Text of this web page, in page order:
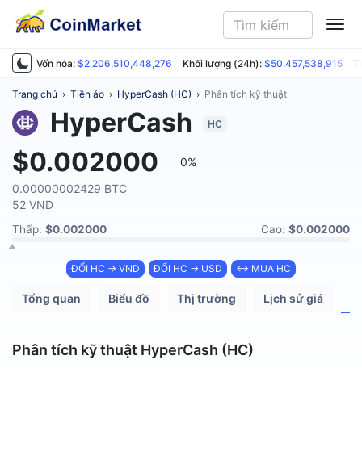
Vốn hóa: $2,206,510,448,276 Khối lượng (24h): $50,457,538,915
Trang chủ › Tiền ảo › HyperCash (HC) › Phân tích kỹ thuật
HyperCash HC
$0.002000
0%
0.00000002429 BTC
52 VND
Thấp: $0.002000 Cao: $0.002000
ĐỔI HC → VND ĐỔI HC → USD ↔ MUA HC
Tổng quan Biểu đồ Thị trường Lịch sử giá
Phân tích kỹ thuật HyperCash (HC)